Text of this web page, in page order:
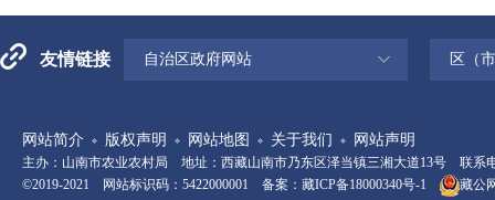
友情链接 自治区政府网站 区（
网站简介 版权声明 网站地图 关于我们 网站声明
主办：山南市农业农村局 地址：西藏山南市乃东区泽当镇三湘大道13号 联系电
©2019-2021 网站标识码：5422000001 备案： 藏ICP备18000340号-1 藏公